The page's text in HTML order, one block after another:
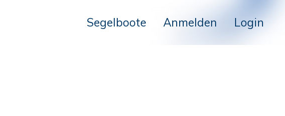
Segelboote Anmelden Login